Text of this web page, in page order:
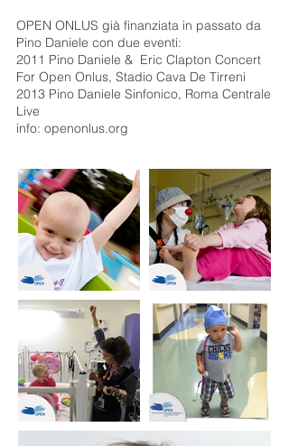
OPEN ONLUS già finanziata in passato da
Pino Daniele con due eventi:
2011 Pino Daniele & Eric Clapton Concert
For Open Onlus, Stadio Cava De Tirreni
2013 Pino Daniele Sinfonico, Roma Centrale
Live
info: openonlus.org